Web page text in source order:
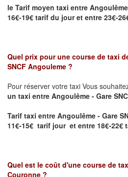
le Tarif moyen taxi entre
16€-19€ tarif du jour et entre 23€-
Quel prix pour une course de taxi
SNCF Angouleme ?
Pour réserver votre taxi Vous
un taxi entre Angoulême - Gare
Tarif taxi entre Angoulême - Gare
11€-15€ tarif jour et entre 18€-22€
Quel est le coût d'une course de
Couronne ?